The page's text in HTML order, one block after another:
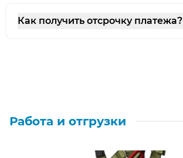
Как получить отсрочку платежа?
Работа и отгрузки